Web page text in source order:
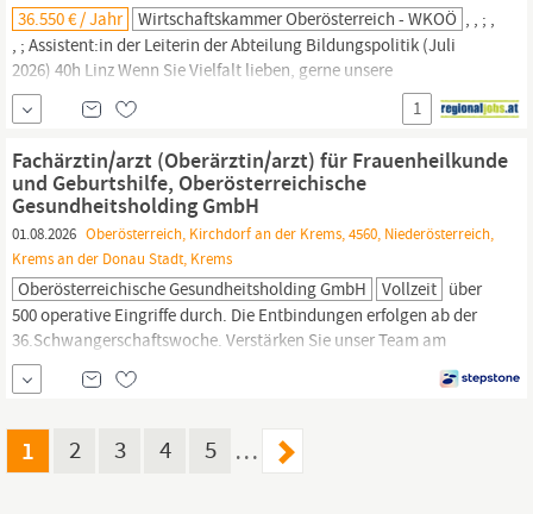
36.550 € / Jahr Wirtschaftskammer Oberösterreich - WKOÖ , , ; ,
, ; Assistent:in der Leiterin der Abteilung Bildungspolitik (Juli
2026) 40h Linz Wenn Sie Vielfalt lieben, gerne unsere
Unternehmer:innen unterstützen und Ihnen Weiterbildung am
Herzen liegt, dann sind Sie bei uns genau richtig! Unsere
Aufgaben- und Tätigkeitsbereiche sind so vielfältig wie die
oberösterreichischeUnternehmerlandschaft.
1
Fachärztin/arzt (Oberärztin/arzt) für Frauenheilkunde
und Geburtshilfe, Oberösterreichische
Gesundheitsholding GmbH
01.08.2026 Oberösterreich, Kirchdorf an der Krems, 4560, Niederösterreich,
Krems an der Donau Stadt, Krems
Oberösterreichische Gesundheitsholding GmbH Vollzeit über
500 operative Eingriffe durch. Die Entbindungen erfolgen ab der
36.Schwangerschaftswoche. Verstärken Sie unser Team am
Standort Kirchdorf und arbeiten Sie zukünftig in einer der
schönsten Regionen Österreichs. sämtliche Tätigkeiten, die in das
vorgesehen sind Mitgestaltung und Weiterentwicklung der
Abteilung Betreuung und Ausbildung von
1 2 3 4 5 …